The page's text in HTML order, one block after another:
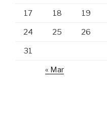
17 18 19
24 25 26
31
« Mar